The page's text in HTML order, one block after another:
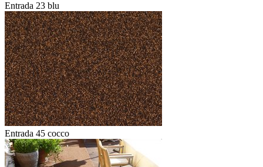
Entrada 23 blu
Entrada 45 cocco